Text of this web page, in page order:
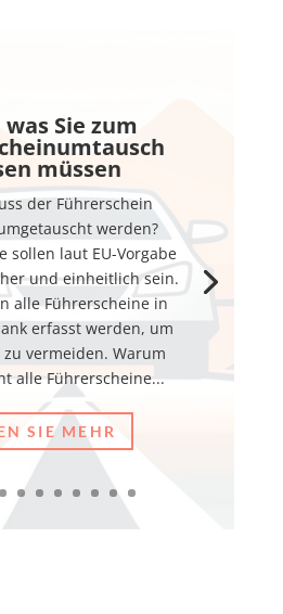
Sie zum
müssen
der Führerschein
werden?
sollen laut EU-Vorgabe
und einheitlich sein.
alle Führerscheine in
erfasst werden, um
vermeiden. Warum
alle Führerscheine...
SIE MEHR